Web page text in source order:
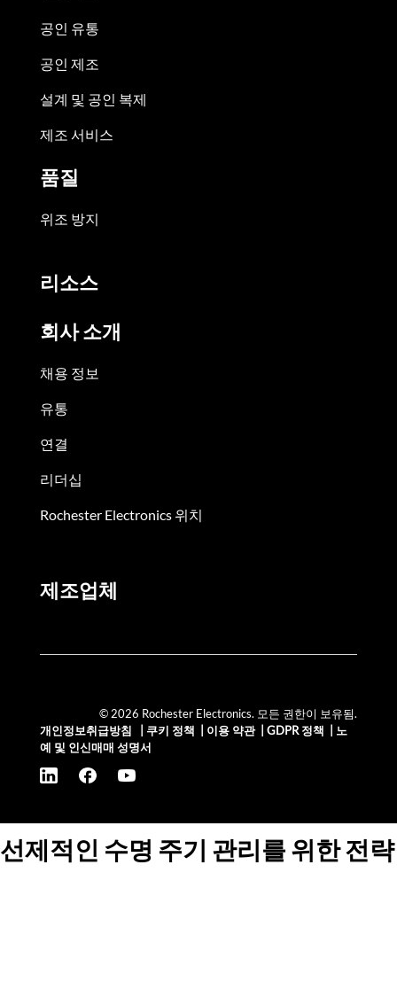
공인 유통
공인 제조
설계 및 공인 복제
제조 서비스
품질
위조 방지
리소스
회사 소개
채용 정보
유통
연결
리더십
Rochester Electronics 위치
제조업체
© 2026 Rochester Electronics. 모든 권한이 보유됨.
개인정보취급방침
쿠키 정책 이용 약관| GDPR 정책
노
예 및 인신매매 성명서
선제적인 수명 주기 관리를 위한 전략